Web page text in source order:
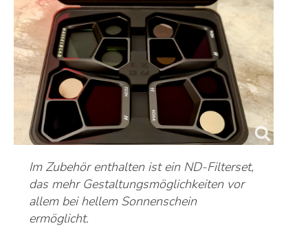
Im Zubehör enthalten ist ein ND-Filterset,
das mehr Gestaltungsmöglichkeiten vor
allem bei hellem Sonnenschein
ermöglicht.